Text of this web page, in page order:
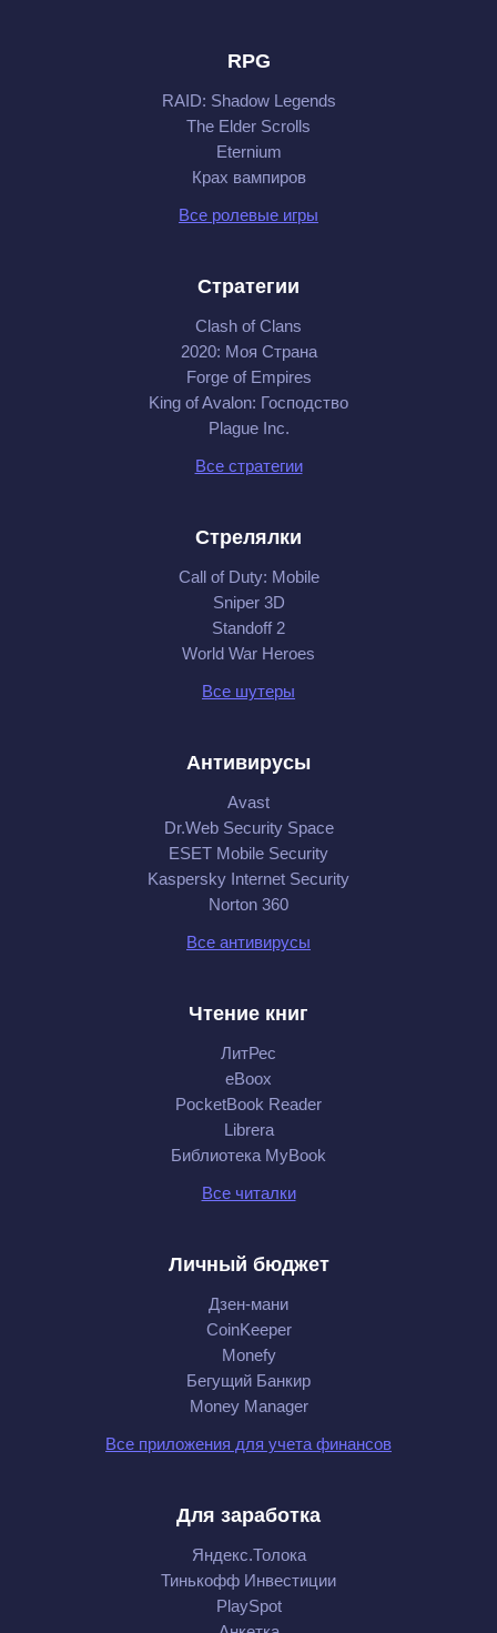
RPG
RAID: Shadow Legends
The Elder Scrolls
Eternium
Крах вампиров
Все ролевые игры
Стратегии
Clash of Clans
2020: Моя Cтрана
Forge of Empires
King of Avalon: Господство
Plague Inc.
Все стратегии
Стрелялки
Call of Duty: Mobile
Sniper 3D
Standoff 2
World War Heroes
Все шутеры
Антивирусы
Avast
Dr.Web Security Space
ESET Mobile Security
Kaspersky Internet Security
Norton 360
Все антивирусы
Чтение книг
ЛитРес
eBoox
PocketBook Reader
Librera
Библиотека MyBook
Все читалки
Личный бюджет
Дзен-мани
CoinKeeper
Monefy
Бегущий Банкир
Money Manager
Все приложения для учета финансов
Для заработка
Яндекс.Толока
Тинькофф Инвестиции
PlaySpot